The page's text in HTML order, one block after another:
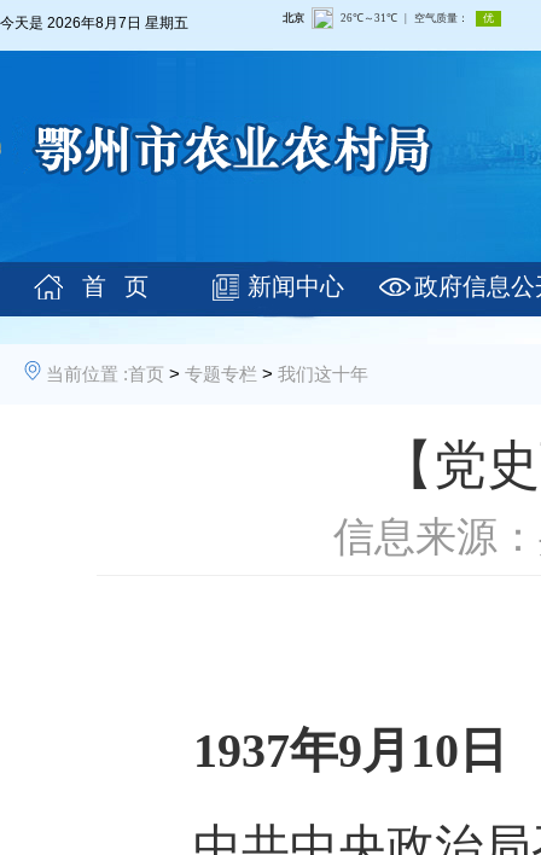
今天是 2026年8月7日 星期五
首 页 新闻中心 政府信息公
当前位置 :首页 > 专题专栏 > 我们这十年
【党
信息来源
1937年9月10日